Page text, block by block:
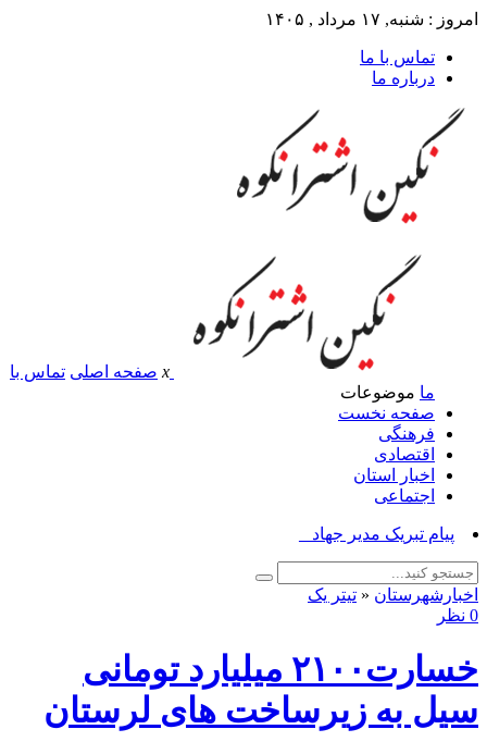
امروز : شنبه, ۱۷ مرداد , ۱۴۰۵
تماس با ما
درباره ما
x صفحه اصلی تماس با
ما موضوعات
صفحه نخست
فرهنگی
اقتصادی
اخبار استان
اجتماعی
پیام تبریک مدیر جهاد کشاورزی_
اخبارشهرستان « تیتر یک
0 نظر
خسارت۲۱۰۰ میلیارد تومانی
سیل به زیرساخت های لرستان